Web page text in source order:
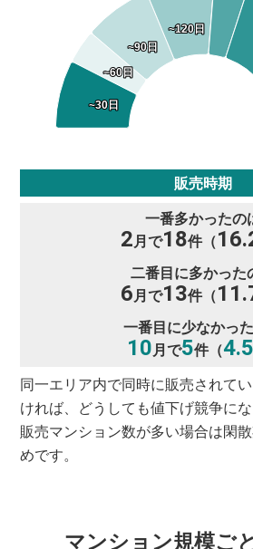
~30日
~30日
~60日
~60日
~90日
~90日
~120日
~120日
販売時期
一番多かったの
2月で18件（
二番目に多かった
6月で13件（
一番目に少なかっ
10月で5件（4.5
同一エリア内で同時に販売されて
ければ、どうしても値下げ競争に
販売マンション数が多い場合は閑
めです。
マンション規模ご